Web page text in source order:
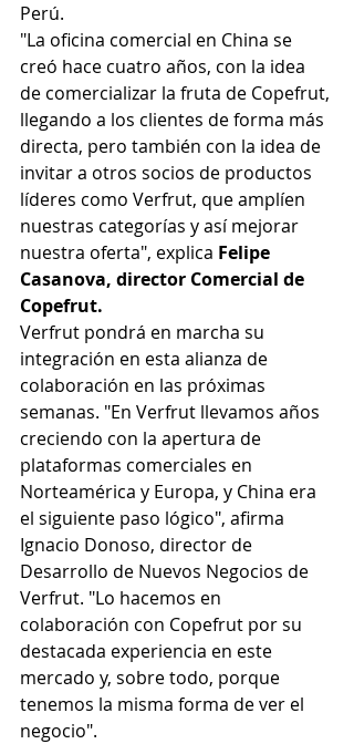
Perú.
"La oficina comercial en China se
creó hace cuatro años, con la idea
de comercializar la fruta de Copefrut,
llegando a los clientes de forma más
directa, pero también con la idea de
invitar a otros socios de productos
líderes como Verfrut, que amplíen
nuestras categorías y así mejorar
nuestra oferta", explica Felipe
Casanova, director Comercial de
Copefrut.
Verfrut pondrá en marcha su
integración en esta alianza de
colaboración en las próximas
semanas. "En Verfrut llevamos años
creciendo con la apertura de
plataformas comerciales en
Norteamérica y Europa, y China era
el siguiente paso lógico", afirma
Ignacio Donoso, director de
Desarrollo de Nuevos Negocios de
Verfrut. "Lo hacemos en
colaboración con Copefrut por su
destacada experiencia en este
mercado y, sobre todo, porque
tenemos la misma forma de ver el
negocio".